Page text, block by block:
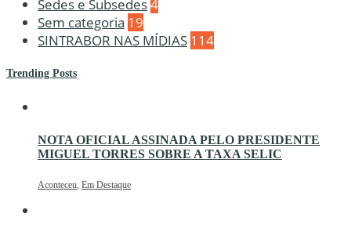
Sedes e Subsedes4
Sem categoria 19
SINTRABOR NAS MÍDIAS 114
Trending Posts
NOTA OFICIAL ASSINADA PELO PRESIDENTE
MIGUEL TORRES SOBRE A TAXA SELIC
Aconteceu, Em Destaque